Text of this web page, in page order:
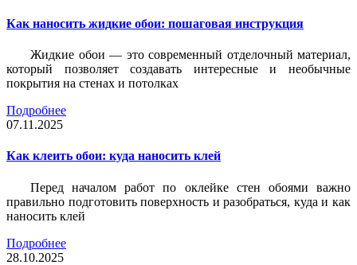
Как наносить жидкие обои: пошаговая инструкция
Жидкие обои — это современный отделочный материал,
который позволяет создавать интересные и необычные
покрытия на стенах и потолках
Подробнее
07.11.2025
Как клеить обои: куда наносить клей
Перед началом работ по оклейке стен обоями важно
правильно подготовить поверхность и разобраться, куда и как
наносить клей
Подробнее
28.10.2025